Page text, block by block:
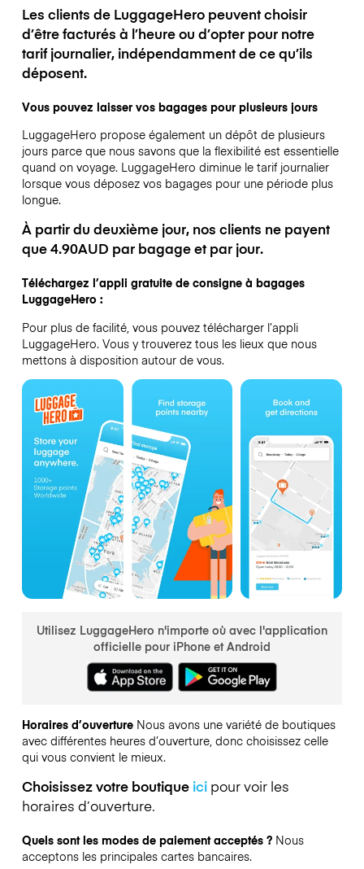
Les clients de LuggageHero peuvent choisir
d’être facturés à l’heure ou d’opter pour notre
tarif journalier, indépendamment de ce qu’ils
déposent.
Vous pouvez laisser vos bagages pour plusieurs jours
LuggageHero propose également un dépôt de plusieurs
jours parce que nous savons que la flexibilité est essentielle
quand on voyage. LuggageHero diminue le tarif journalier
lorsque vous déposez vos bagages pour une période plus
longue.
À partir du deuxième jour, nos clients ne payent
que 4.90AUD par bagage et par jour.
Téléchargez l’appli gratuite de consigne à bagages
LuggageHero :
Pour plus de facilité, vous pouvez télécharger l’appli
LuggageHero. Vous y trouverez tous les lieux que nous
mettons à disposition autour de vous.
Utilisez LuggageHero n'importe où avec l'application
officielle pour iPhone et Android
Horaires d’ouverture Nous avons une variété de boutiques
avec différentes heures d’ouverture, donc choisissez celle
qui vous convient le mieux.
Choisissez votre boutique icipour voir les
horaires d’ouverture.
Quels sont les modes de paiement acceptés ? Nous
acceptons les principales cartes bancaires.